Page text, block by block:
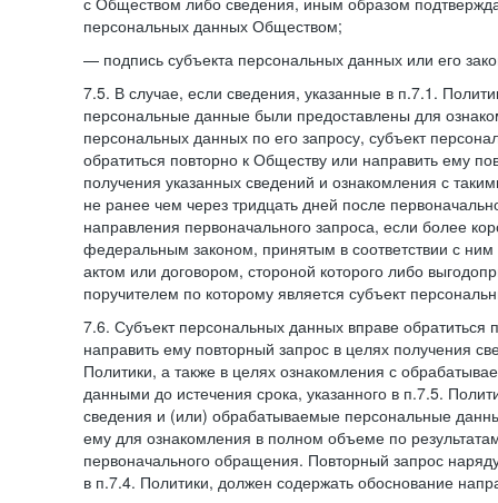
персональных данных Обществом;
— подпись субъекта персональных данных или его
7.5. В случае, если сведения, указанные в п.7.1.
персональные данные были предоставлены для
персональных данных по его запросу, субъект
обратиться повторно к Обществу или направить ему
получения указанных сведений и ознакомления с
не ранее чем через тридцать дней после
направления первоначального запроса, если более
федеральным законом, принятым в соответствии с
актом или договором, стороной которого либо
поручителем по которому является субъект
7.6. Субъект персональных данных вправе обратиться
направить ему повторный запрос в целях получения
Политики, а также в целях ознакомления с
данными до истечения срока, указанного в п.7.5.
сведения и (или) обрабатываемые персональные
ему для ознакомления в полном объеме по
первоначального обращения. Повторный запрос
в п.7.4. Политики, должен содержать обоснование